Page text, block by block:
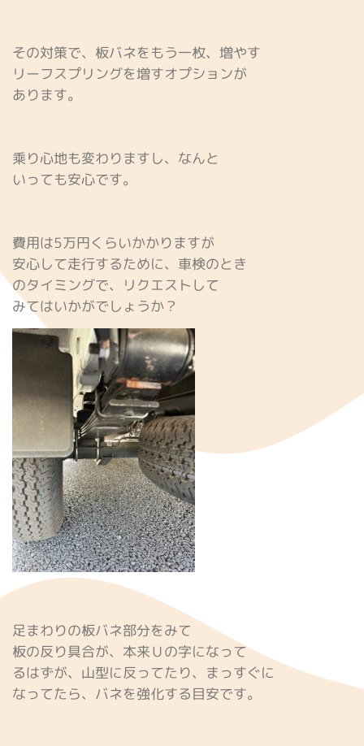
その対策で、板バネをもう一枚、増やす
リーフスプリングを増すオプションが
あります。
乘り心地も変わりますし、なんと
いっても安心です。
費用は5万円くらいかかりますが
安心して走行するために、車検のとき
のタイミングで、リクエストして
みてはいかがでしょうか？
足まわりの板バネ部分をみて
板の反り具合が、本来Ｕの字になって
るはずが、山型に反ってたり、まっすぐに
なってたら、バネを強化する目安です。